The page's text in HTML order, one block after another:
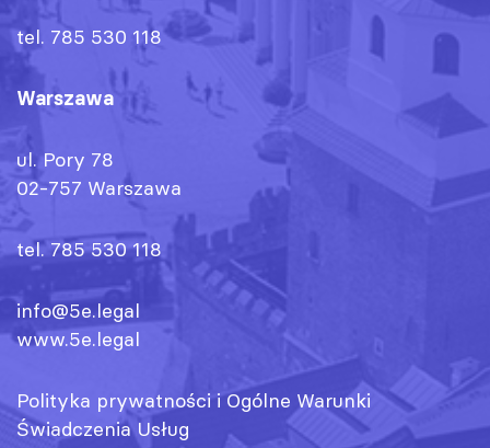
tel. 785 530 118
Warszawa
ul. Pory 78
02-757 Warszawa
tel. 785 530 118
info@5e.legal
www.5e.legal
Polityka prywatnościiOgólne Warunki
Świadczenia Usług